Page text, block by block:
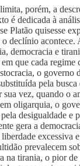
porém, a
é dedicada à
Platão quisesse
declínio acontece.
democracia e
que cada regime
o governo
pela
vez, quando o
oligarquia, o
desigualdade e
gera a
excessiva
prevalecem
na tirania, o pior